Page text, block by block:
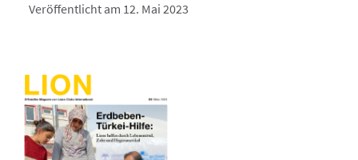
Veröffentlicht am 12. Mai 2023